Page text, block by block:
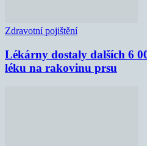
Zdravotní pojištění
Lékárny dostaly dalších 6
léku na rakovinu prsu